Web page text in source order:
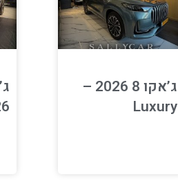
ג’אקו 8 2026 –
Luxury